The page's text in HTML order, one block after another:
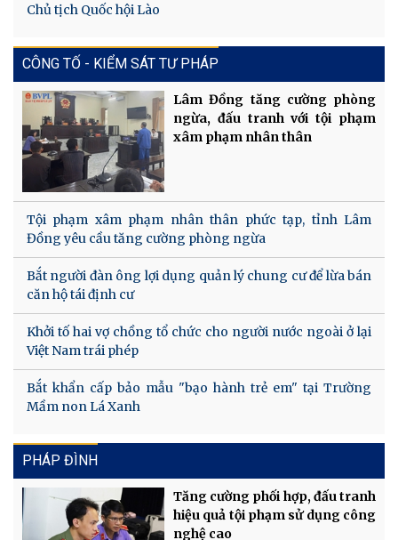
Chủ tịch Quốc hội Lào
CÔNG TỐ - KIỂM SÁT TƯ PHÁP
Lâm Đồng tăng cường phòng
ngừa, đấu tranh với tội phạm
xâm phạm nhân thân
Tội phạm xâm phạm nhân thân phức tạp, tỉnh Lâm
Đồng yêu cầu tăng cường phòng ngừa
Bắt người đàn ông lợi dụng quản lý chung cư để lừa bán
căn hộ tái định cư
Khởi tố hai vợ chồng tổ chức cho người nước ngoài ở lại
Việt Nam trái phép
Bắt khẩn cấp bảo mẫu "bạo hành trẻ em" tại Trường
Mầm non Lá Xanh
PHÁP ĐÌNH
Tăng cường phối hợp, đấu tranh
hiệu quả tội phạm sử dụng công
nghệ cao